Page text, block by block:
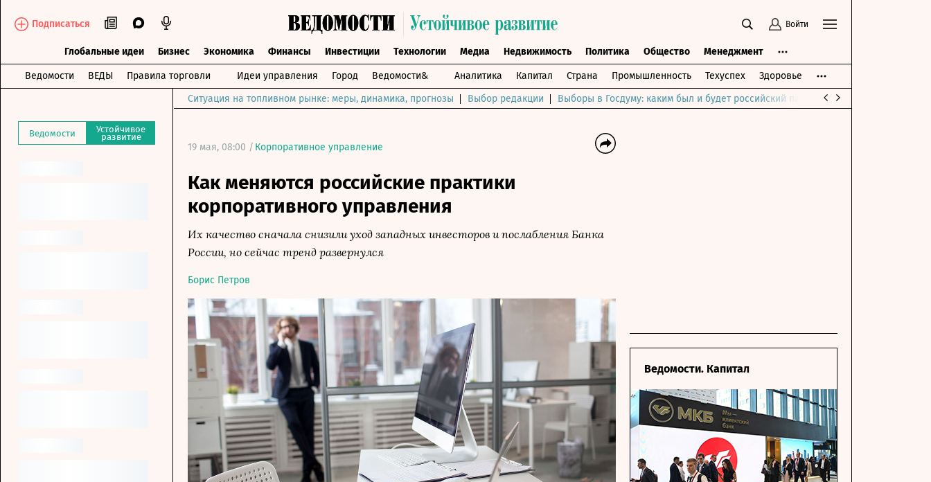
Подписаться Войти
Глобальные идеи Бизнес Экономика Финансы Инвестиции Технологии Медиа Недвижимость Политика Общество Менеджмент
Ведомости ВЕДЫ Правила торговли Идеи управления Город Ведомости& Аналитика Капитал Страна Промышленность Техуспех Здоровье
Ведомости Устойчивое
развитие
Ситуация на топливном рынке: меры, динамика, прогнозы Выбор редакции Выборы в Госдуму: каким был и будет российский парламент
19 мая, 08:00 / Корпоративное управление
Как меняются российские практики
корпоративного управления
Их качество сначала снизили уход западных инвесторов и послабления Банка
России, но сейчас тренд развернулся
Борис Петров
Ведомости. Капитал